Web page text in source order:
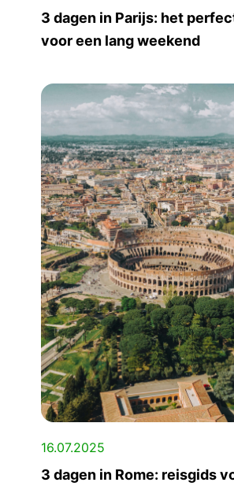
3 dagen in Parijs: het
voor een lang weekend
16.07.2025
3 dagen in Rome: reisgids